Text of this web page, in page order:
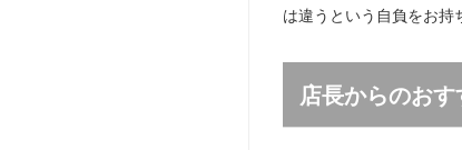
は違うという自負をお
店長からのお